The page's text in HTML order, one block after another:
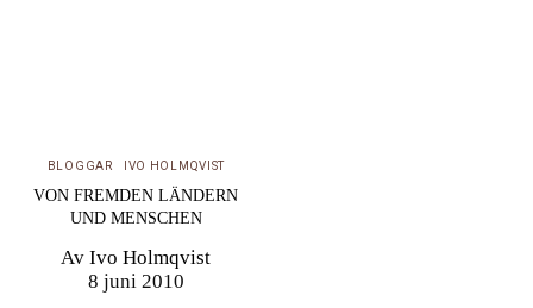
BLOGGAR IVO HOLMQVIST
VON FREMDEN LÄNDERN
UND MENSCHEN
AvIvo Holmqvist
8 juni 2010